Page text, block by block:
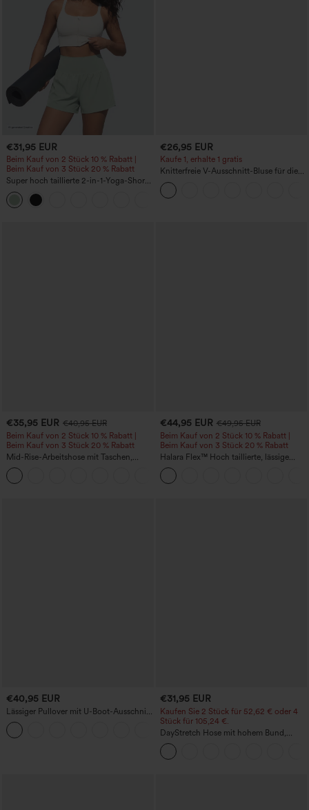
€31,95 EUR
Beim Kauf von 2 Stück 10 % Rabatt |
Beim Kauf von 3 Stück 20 % Rabatt
Super hoch taillierte 2-in-1-Yoga-Shorts
mit Gesäßtasche und Seitentasche-
längere Länge
€26,95 EUR
Kaufe 1, erhalte 1 gratis
Knitterfreie V-Ausschnitt-Bluse für die
Arbeit, kurzärmelig und oversized
€35,95 EUR €40,95 EUR
Beim Kauf von 2 Stück 10 % Rabatt |
Beim Kauf von 3 Stück 20 % Rabatt
Mid-Rise-Arbeitshose mit Taschen,
Barrel-Leg und weiter Passform
€44,95 EUR €49,95 EUR
Beim Kauf von 2 Stück 10 % Rabatt |
Beim Kauf von 3 Stück 20 % Rabatt
Halara Flex™ Hoch taillierte, lässige
Jeans mit Taschen, umgekrempeltem
Saum, weitem Bein und verwaschenem
Finish
€40,95 EUR
Lässiger Pullover mit U-Boot-Ausschnitt
und Fledermausärmeln.
+1
€31,95 EUR
Kaufen Sie 2 Stück für 52,62 € oder 4
Stück für 105,24 €.
DayStretch Hose mit hohem Bund,
Barrel-Leg und Taschen